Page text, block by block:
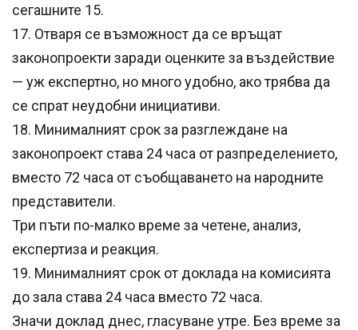
сегашните 15.
17. Отваря се възможност да се връщат
законопроекти заради оценките за въздействие
— уж експертно, но много удобно, ако трябва да
се спрат неудобни инициативи.
18. Минималният срок за разглеждане на
законопроект става 24 часа от разпределението,
вместо 72 часа от съобщаването на народните
представители.
Три пъти по-малко време за четене, анализ,
експертиза и реакция.
19. Минималният срок от доклада на комисията
до зала става 24 часа вместо 72 часа.
Значи доклад днес, гласуване утре. Без време за